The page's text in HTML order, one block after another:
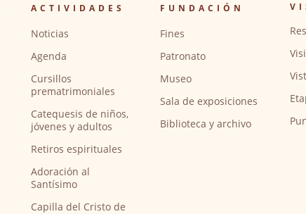
ACTIVIDADES
Noticias
Agenda
Cursillos
prematrimoniales
Catequesis de niños,
jóvenes y adultos
Retiros espirituales
Adoración al
Santísimo
Capilla del Cristo de
FUNDACIÓN
Fines
Patronato
Museo
Sala de exposiciones
Biblioteca y archivo